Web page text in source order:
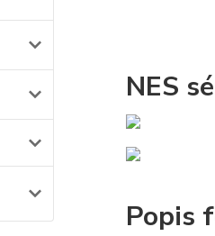
NES
Popis